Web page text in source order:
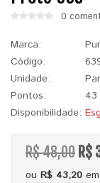
0
Marca:
Código:
Unidade:
Par
Pontos:
43
Disponibilidade:
R$ 48,00 R$
ou R$ 43,20